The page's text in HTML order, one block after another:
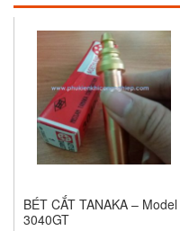
BÉT CẮT TANAKA – Model
3040GT